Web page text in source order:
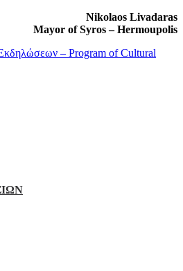
Nikolaos Livadaras
Mayor of Syros – Hermoupolis
– Program of Cultural